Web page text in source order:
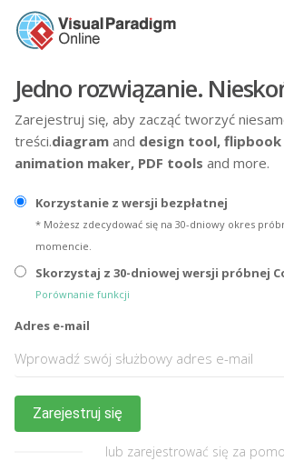
Jedno rozwiązanie.
Zarejestruj się, aby zacząć tworzyć
treści.diagram and design tool, flipbook
animation maker, PDF tools and more.
Korzystanie z wersji bezpłatnej
* Możesz zdecydować się na 30-dniowy okres
momencie.
Skorzystaj z 30-dniowej wersji próbnej
Porównanie funkcji
Adres e-mail
Zarejestruj się
lub zarejestrować się za